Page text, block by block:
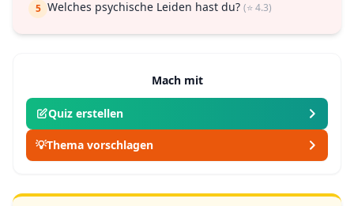
5 Welches psychische Leiden hast du? (⭐ 4.3)
Mach mit
Quiz erstellen
💡Thema vorschlagen